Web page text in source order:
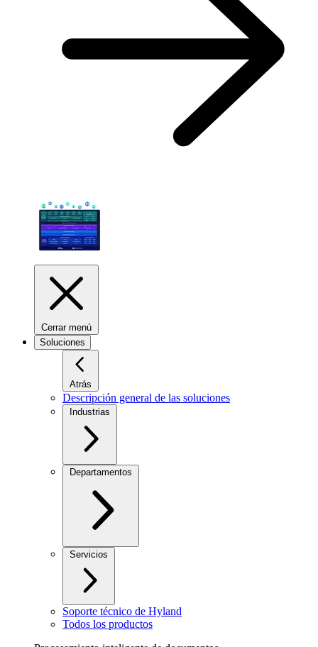
Cerrar menú
Soluciones
Atrás
Descripción general de las soluciones
Industrias
Departamentos
Servicios
Soporte técnico de Hyland
Todos los productos